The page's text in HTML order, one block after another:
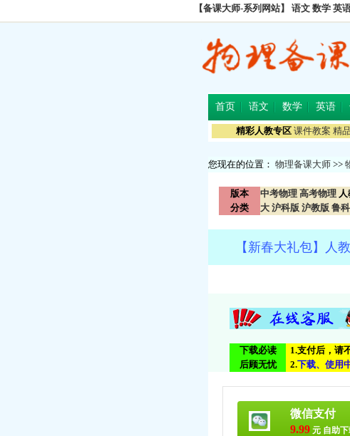
【备课大师-系列网站】 语文 数学 英
首页 语文 数学 英语
精彩人教专区 课件教案 精
您现在的位置： 物理备课大师 >>
版本
分类
中考物理 高考物理 人
大 沪科版 沪教版 鲁
【新春大礼包】人
下载必读
后顾无忧
1.支付后，请
2.下载、 使用
微信支付
9.99 元 自助